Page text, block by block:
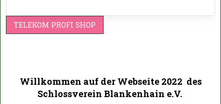
TELEKOM PROFI SHOP
Willkommen auf der Webseite 2022 des
Schlossverein Blankenhain e.V.